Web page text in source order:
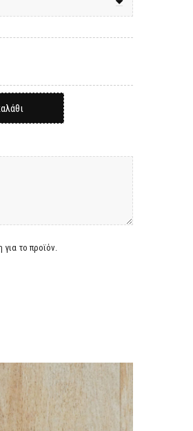
για το προϊόν.